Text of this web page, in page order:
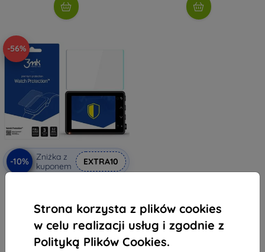
Strona korzysta z plików cookies
w celu realizacji usług i zgodnie z
Polityką Plików Cookies.
-56%
-10%
Zniżka z
kuponem
EXTRA10
48,90 zł
21,51 zł
Ostatnia sztuka w magazynie